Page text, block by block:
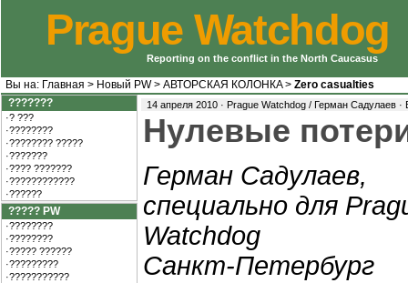
Prague Watchdog
Reporting on the conflict in the North Caucasus
Вы на: Главная > Новый PW> АВТOРCКAЯ КOЛOНКA> Zero casualties
???????
·? ???
·????????
·???????? ?????
·???????
·???? ???????
·????????????
·??????
????? PW
·????????
·????????
·????? ??????
·?????????
·???????????
14 апреля 2010 · Prague Watchdog / Герман Садулаев ·
Нулевые
Герман Садулаев,
специально для
Watchdog
Санкт-Петербург